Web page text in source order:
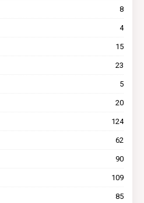
8
4
15
23
5
20
124
62
90
109
85